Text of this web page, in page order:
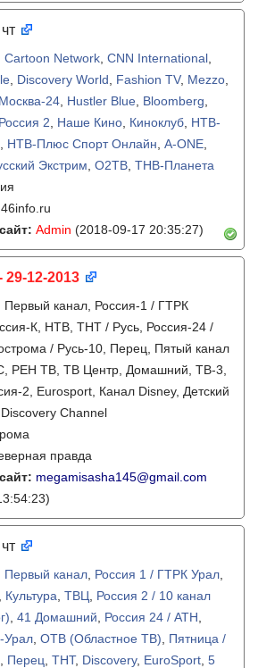
чт
Cartoon Network CNN International
Discovery World Fashion TV, Mezzo
Москва-24 Hustler Blue Bloomberg
Россия 2 Наше Кино Киноклуб НТВ-
НТВ-Плюс Спорт Онлайн A-ONE
Экстрим O2ТВ ТНВ-Планета
Admin (2018-09-17 20:35:27)
29-12-2013
Первый канал, Россия-1 / ГТРК
К, НТВ, ТНТ / Русь, Россия-24 /
/ Русь-10, Перец, Пятый канал
РЕН ТВ, ТВ Центр, Домашний, ТВ-3,
2, Eurosport, Канал Disney, Детский
Channel
правда
megamisasha145@gmail.com
чт
Первый канал Россия 1 / ГТРК Урал
Культура ТВЦ
Россия 2 / 10 канал
41 Домашний Россия 24 / АТН
ОТВ (Областное ТВ)
Пятница /
Перец ТНТ, Discovery, EuroSport 5